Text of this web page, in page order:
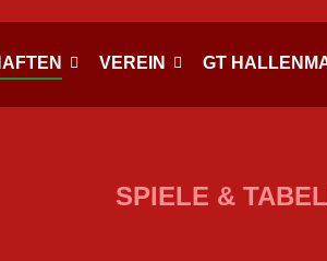
VEREIN GT
SPIELE &